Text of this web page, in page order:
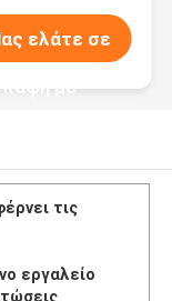
ελάτε σε
με
τις
εργαλείο